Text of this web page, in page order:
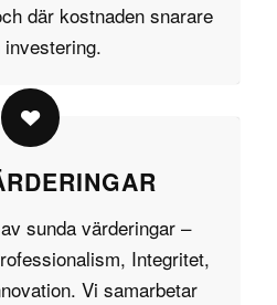
där kostnaden snarare
sunda värderingar–
Integritet,
Vi samarbetar